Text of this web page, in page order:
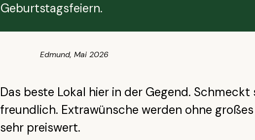
Geburtstagsfeiern.
Edmund, Mai 2026
Das beste Lokal hier in der Gegend.
freundlich. Extrawünsche werden ohne
sehr preiswert.